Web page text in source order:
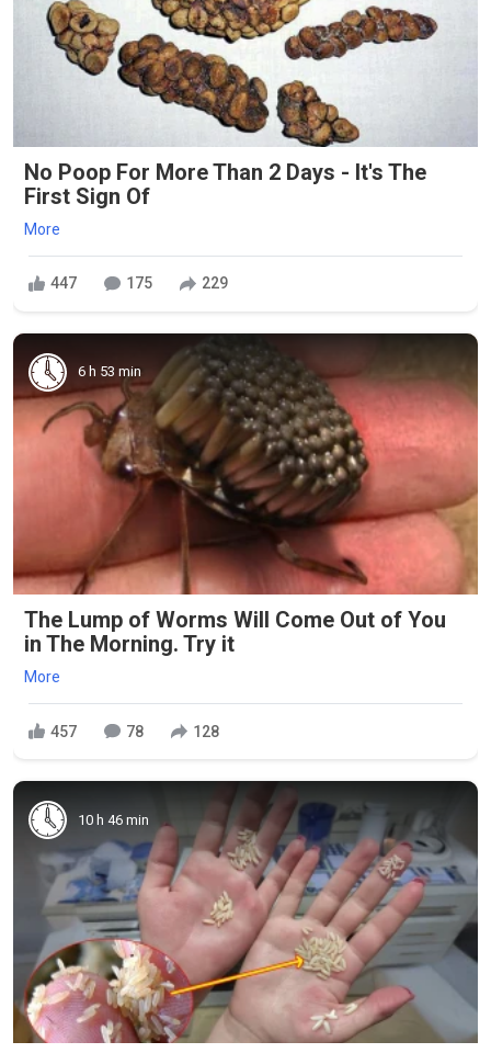
No Poop For More Than 2 Days - It's The
First Sign Of
More
447 175 229
6 h 53 min
The Lump of Worms Will Come Out of You
in The Morning. Try it
More
457 78 128
10 h 46 min